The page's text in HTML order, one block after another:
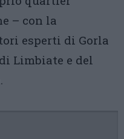
– con la
esperti di Gorla
Limbiate e del